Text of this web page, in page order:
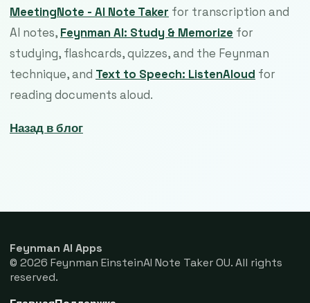
MeetingNote - AI Note Taker for transcription and
AI notes, Feynman AI: Study & Memorize for
studying, flashcards, quizzes, and the Feynman
technique, and Text to Speech: ListenAloud for
reading documents aloud.
Назад в блог
Feynman AI Apps
© 2026 Feynman EinsteinAI Note Taker OU. All rights
reserved.